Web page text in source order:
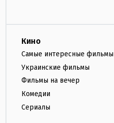
Кино
Самые интересные фильмы
Украинские фильмы
Фильмы на вечер
Комедии
Сериалы